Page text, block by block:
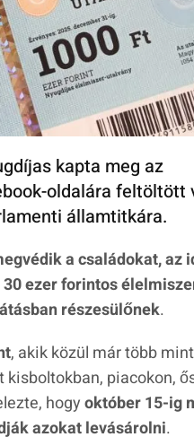
kapta meg az
oldalára feltöltött
államtitkára.
a családokat, az
30 ezer forintos
részesülőnek.
, akik közül már több
piacokon,
hogyoktóber 15-ig
azokat levásárolni.